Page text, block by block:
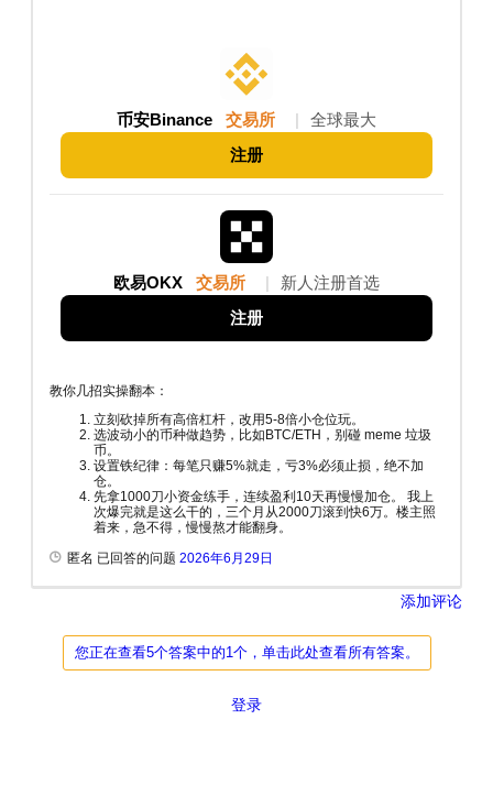
币安Binance 交易所 全球最大
注册
欧易OKX 交易所 新人注册首选
注册
教你几招实操翻本：
立刻砍掉所有高倍杠杆，改用5-8倍小仓位玩。
选波动小的币种做趋势，比如BTC/ETH，别碰 meme 垃圾
币。
设置铁纪律：每笔只赚5%就走，亏3%必须止损，绝不加
仓。
先拿1000刀小资金练手，连续盈利10天再慢慢加仓。 我上
次爆完就是这么干的，三个月从2000刀滚到快6万。楼主照
着来，急不得，慢慢熬才能翻身。
匿名 已回答的问题 2026年6月29日
添加评论
您正在查看5个答案中的1个，单击此处查看所有答案。
登录